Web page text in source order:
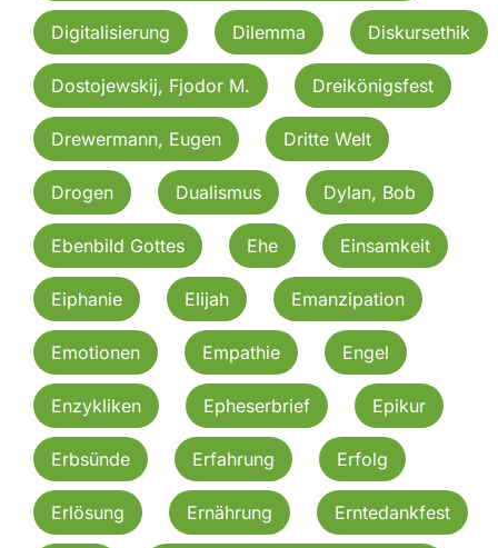
Digitalisierung Dilemma Diskursethik
Dostojewskij, Fjodor M. Dreikönigsfest
Drewermann, Eugen Dritte Welt
Drogen Dualismus Dylan, Bob
Ebenbild Gottes Ehe Einsamkeit
Eiphanie Elijah Emanzipation
Emotionen Empathie Engel
Enzykliken Epheserbrief Epikur
Erbsünde Erfahrung Erfolg
Erlösung Ernährung Erntedankfest